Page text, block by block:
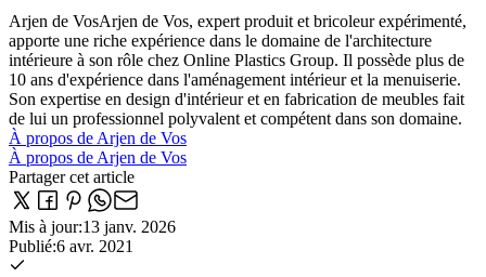
Arjen de VosArjen de Vos, expert produit et bricoleur expérimenté,
apporte une riche expérience dans le domaine de l'architecture
intérieure à son rôle chez Online Plastics Group. Il possède plus de
10 ans d'expérience dans l'aménagement intérieur et la menuiserie.
Son expertise en design d'intérieur et en fabrication de meubles fait
de lui un professionnel polyvalent et compétent dans son domaine.
À propos de Arjen de Vos
À propos de Arjen de Vos
Partager cet article
Mis à jour:13 janv. 2026
Publié:6 avr. 2021